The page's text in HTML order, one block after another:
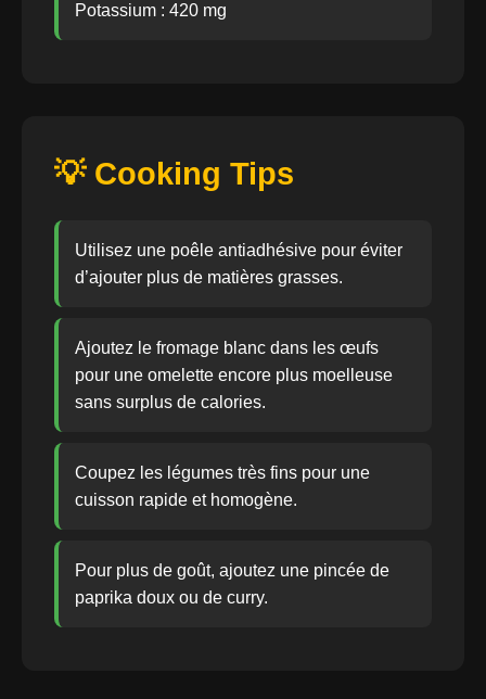
Potassium : 420 mg
💡 Cooking Tips
Utilisez une poêle antiadhésive pour éviter
d’ajouter plus de matières grasses.
Ajoutez le fromage blanc dans les œufs
pour une omelette encore plus moelleuse
sans surplus de calories.
Coupez les légumes très fins pour une
cuisson rapide et homogène.
Pour plus de goût, ajoutez une pincée de
paprika doux ou de curry.